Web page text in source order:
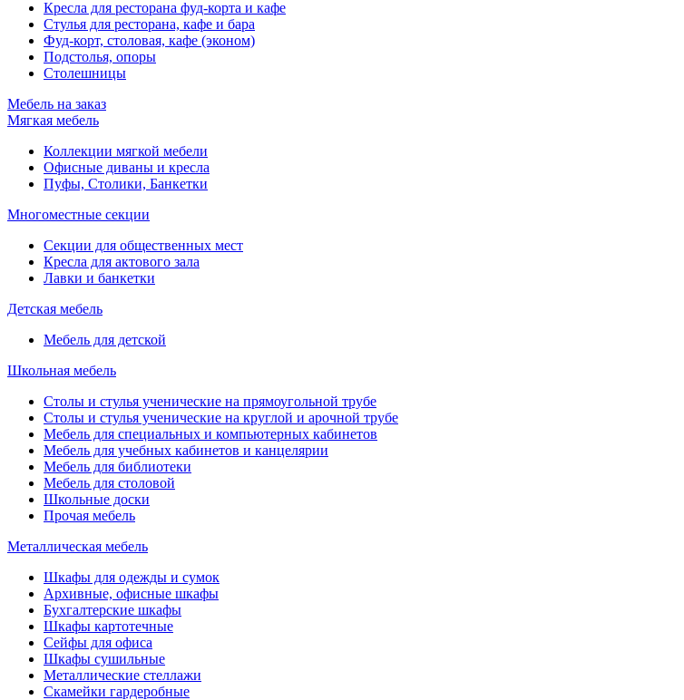
Кресла для ресторана фуд-корта и кафе
Стулья для ресторана, кафе и бара
Фуд-корт, столовая, кафе (эконом)
Подстолья, опоры
Столешницы
Мебель на заказ
Мягкая мебель
Коллекции мягкой мебели
Офисные диваны и кресла
Пуфы, Столики, Банкетки
Многоместные секции
Секции для общественных мест
Кресла для актового зала
Лавки и банкетки
Детская мебель
Мебель для детской
Школьная мебель
Столы и стулья ученические на прямоугольной трубе
Столы и стулья ученические на круглой и арочной трубе
Мебель для специальных и компьютерных кабинетов
Мебель для учебных кабинетов и канцелярии
Мебель для библиотеки
Мебель для столовой
Школьные доски
Прочая мебель
Металлическая мебель
Шкафы для одежды и сумок
Архивные, офисные шкафы
Бухгалтерские шкафы
Шкафы картотечные
Сейфы для офиса
Шкафы сушильные
Металлические стеллажи
Скамейки гардеробные